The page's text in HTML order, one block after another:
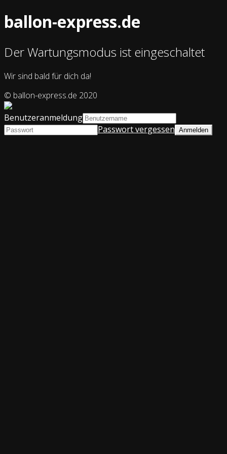
ballon-express.de
Der Wartungsmodus ist eingeschaltet
Wir sind bald für dich da!
© ballon-express.de 2020
Benutzeranmeldung
Passwort vergessen